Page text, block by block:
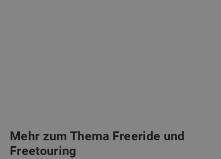
Mehr zum Thema Freeride und
Freetouring